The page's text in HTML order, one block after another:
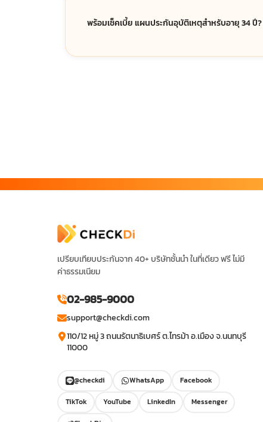
พร้อมเช็คเบี้ย แผนประกันอุบัติเหตุสำหรับอายุ 34 ปี?
เปรียบเทียบประกันจาก 40+ บริษัทชั้นนำ ในที่เดียว ฟรี ไม่มี
ค่าธรรมเนียม
02-985-9000
support@checkdi.com
110/12 หมู่ 3 ถนนรัตนาธิเบศร์ ต.ไทรม้า อ.เมือง จ.นนทบุรี
11000
@checkdi WhatsApp
Facebook
TikTok
YouTube LinkedIn
Messenger